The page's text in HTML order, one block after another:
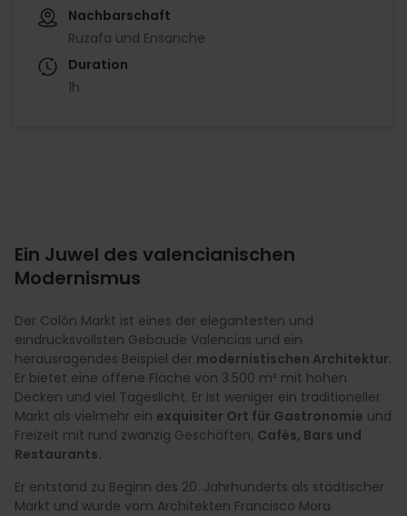
Nachbarschaft
Ruzafa und Ensanche
Duration
1h
Ein Juwel des valencianischen
Modernismus
Der Colón Markt ist eines der elegantesten und
eindrucksvollsten Gebäude Valencias und ein
herausragendes Beispiel der modernistischen Architektur.
Er bietet eine offene Fläche von 3.500 m² mit hohen
Decken und viel Tageslicht. Er ist weniger ein traditioneller
Markt als vielmehr ein exquisiter Ort für Gastronomie und
Freizeit mit rund zwanzig Geschäften, Cafés, Bars und
Restaurants.
Er entstand zu Beginn des 20. Jahrhunderts als städtischer
Markt und wurde vom Architekten Francisco Mora